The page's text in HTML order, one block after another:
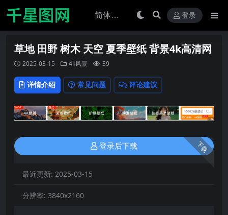
登录
草地 田野 树木 天空 夏季壁纸 背景4k高清网
2025-03-15 4k风景 39
详情介绍 常见问题 评论建议
下载
登录后下载
最近更新: 2025-03-15
分辨率: 3840x2160